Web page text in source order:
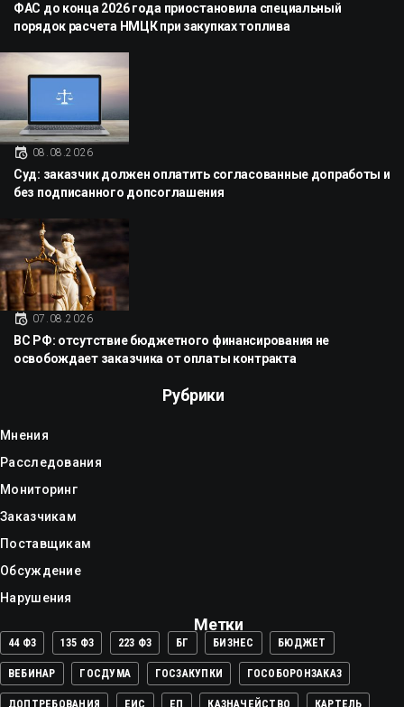
ФАС до конца 2026 года приостановила специальный
порядок расчета НМЦК при закупках топлива
08.08.2026
Суд: заказчик должен оплатить согласованные допработы и
без подписанного допсоглашения
07.08.2026
ВС РФ: отсутствие бюджетного финансирования не
освобождает заказчика от оплаты контракта
Рубрики
Мнения
Расследования
Мониторинг
Заказчикам
Поставщикам
Обсуждение
Нарушения
Метки
44 ФЗ 135 ФЗ 223 ФЗ БГ БИЗНЕС БЮДЖЕТ
ВЕБИНАР ГОСДУМА ГОСЗАКУПКИ ГОСОБОРОНЗАКАЗ